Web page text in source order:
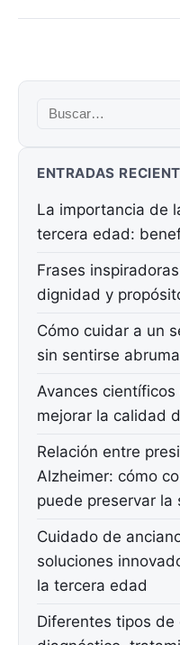
Buscar:
ENTRADAS
La importancia de
tercera edad:
Frases
dignidad y
Cómo cuidar a un
sin sentirse
Avances
mejorar la calidad
Relación entre
Alzheimer: cómo
puede preservar la
Cuidado de
soluciones
la tercera edad
Diferentes tipos